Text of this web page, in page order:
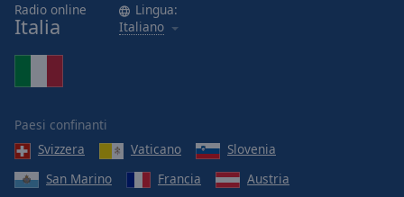
Radio online
Italia
Lingua:
Italiano
Paesi confinanti
Svizzera
Vaticano
Slovenia
San Marino
Francia Austria